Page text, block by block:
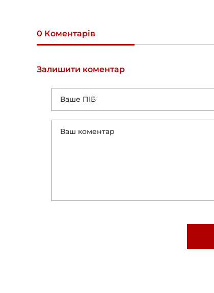
0 Коментарів
Залишити коментар